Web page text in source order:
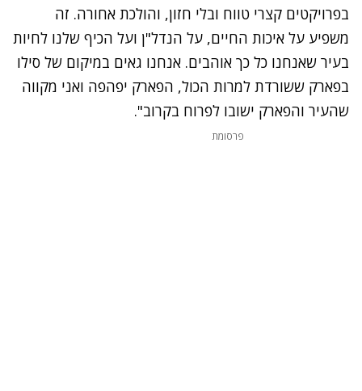
בפרויקטים קצרי טווח ובלי חזון, והולכת אחורה. זה
משפיע על איכות החיים, על הנדל"ן ועל הכיף שלנו לחיות
בעיר שאנחנו כל כך אוהבים. אנחנו גאים במיקום של סילו
בפארק ששורדת למרות הכול, הפארק יפהפה ואני מקווה
שהעיר והפארק ישובו לפרוח בקרוב".
פרסומת